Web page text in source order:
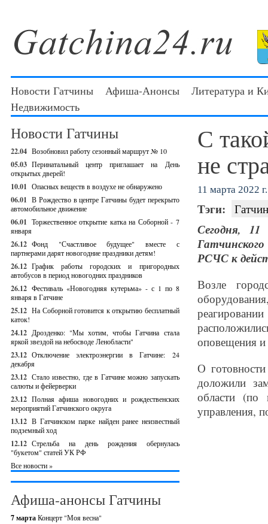
Новости Гатчины Афиша-Анонсы
Литература и
Недвижимость
Новости Гатчины
22.04 Возобновил работу сезонный маршрут № 10
05.03 Перинатальный центр приглашает на День
открытых дверей!
10.01 Опасных веществ в воздухе не обнаружено
06.01 В Рождество в центре Гатчины будет перекрыто
автомобильное движение
06.01 Торжественное открытие катка на Соборной - 7
января
26.12 Фонд "Счастливое будущее" вместе с
партнерами дарят новогодние праздники детям!
26.12 График работы городских и пригородных
автобусов в период новогодних праздников
26.12 Фестиваль «Новогодняя кутерьма» - с 1 по 8
января в Гатчине
25.12 На Соборной готовится к открытию бесплатный
каток!
24.12 Дрозденко: "Мы хотим, чтобы Гатчина стала
яркой звездой на небосводе Ленобласти"
23.12 Отключение электроэнергии в Гатчине: 24
декабря
23.12 Стало известно, где в Гатчине можно запускать
салюты и фейерверки
23.12 Полная афиша новогодних и рождественских
мероприятий Гатчинского округа
13.12 В Гатчинском парке найден ранее неизвестный
подземный ход
12.12 Стрельба на день рождения обернулась
"букетом" статей УК РФ
Все новости »
Афиша-анонсы Гатчины
7 мартаКонцерт "Моя весна"
С
не
11 марта 2022 г.
Тэги:
Сегодня,
РСЧС к
Возле
оповещения и
О
доложили
области (по
управления,